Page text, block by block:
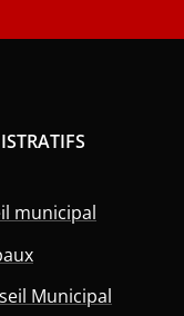
municipal
Municipal